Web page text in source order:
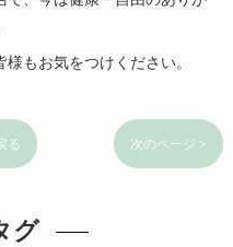
もお気をつけください。
る 次のページ >
グ